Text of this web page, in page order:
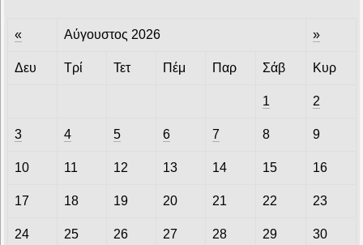
« Αύγουστος 2026 »
Δευ Τρί Τετ Πέμ Παρ Σάβ Κυρ
1 2
3 4 5 6 7 8 9
10 11 12 13 14 15 16
17 18 19 20 21 22 23
24 25 26 27 28 29 30